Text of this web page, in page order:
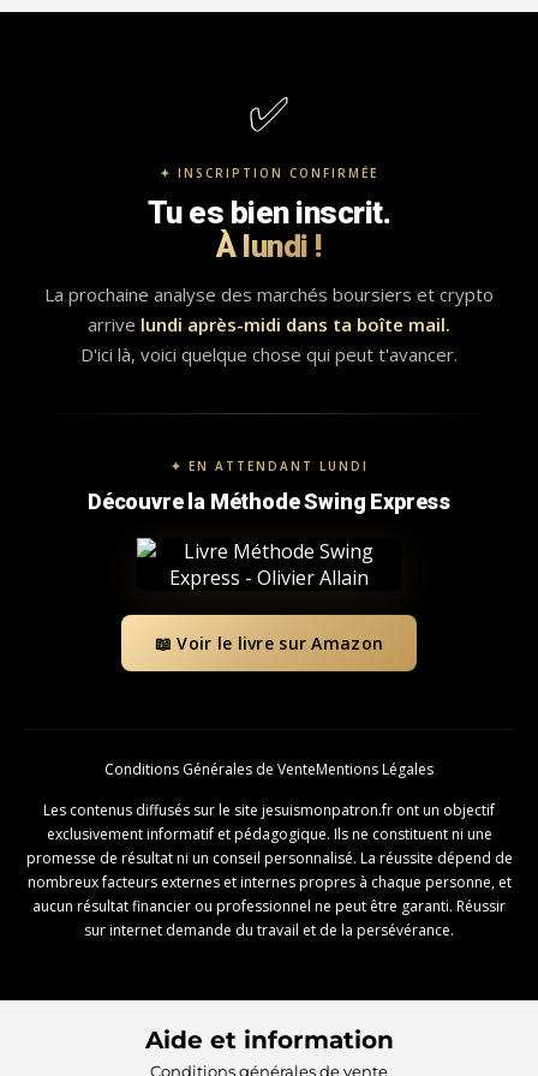
✅
✦ INSCRIPTION CONFIRMÉE
Tu es bien inscrit.
À lundi !
La prochaine analyse des marchés boursiers et crypto
arrive lundi après-midi dans ta boîte mail.
D'ici là, voici quelque chose qui peut t'avancer.
✦ EN ATTENDANT LUNDI
Découvre la Méthode Swing Express
📖 Voir le livre sur Amazon
Conditions Générales de VenteMentions Légales
Les contenus diffusés sur le site jesuismonpatron.fr ont un objectif
exclusivement informatif et pédagogique. Ils ne constituent ni une
promesse de résultat ni un conseil personnalisé. La réussite dépend de
nombreux facteurs externes et internes propres à chaque personne, et
aucun résultat financier ou professionnel ne peut être garanti. Réussir
sur internet demande du travail et de la persévérance.
Aide et information
Conditions générales de vente